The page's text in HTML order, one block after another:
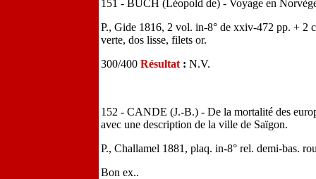
151 - BUCH (Léopold de) - Voyage en
P., Gide 1816, 2 vol. in-8° de xxiv-472 pp. + 2
verte, dos lisse, filets or.
300/400 Résultat : N.V.
152 - CANDE (J.-B.) - De la mortalité des
avec une description de la ville de Saïgon.
P., Challamel 1881, plaq. in-8° rel. demi-bas.
Bon ex..